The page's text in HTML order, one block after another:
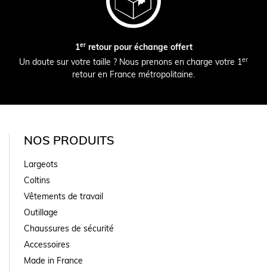
1erretour pour échange offert
Un doute sur votre taille ? Nous prenons en charge votre 1er
retour en France métropolitaine.
NOS PRODUITS
Largeots
Coltins
Vêtements de travail
Outillage
Chaussures de sécurité
Accessoires
Made in France